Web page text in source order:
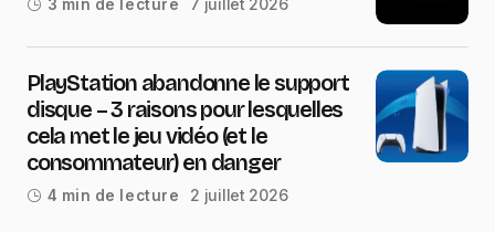
3 min de lecture 7 juillet 2026
PlayStation abandonne le support
disque – 3 raisons pour lesquelles
cela met le jeu vidéo (et le
consommateur) en danger
4 min de lecture 2 juillet 2026